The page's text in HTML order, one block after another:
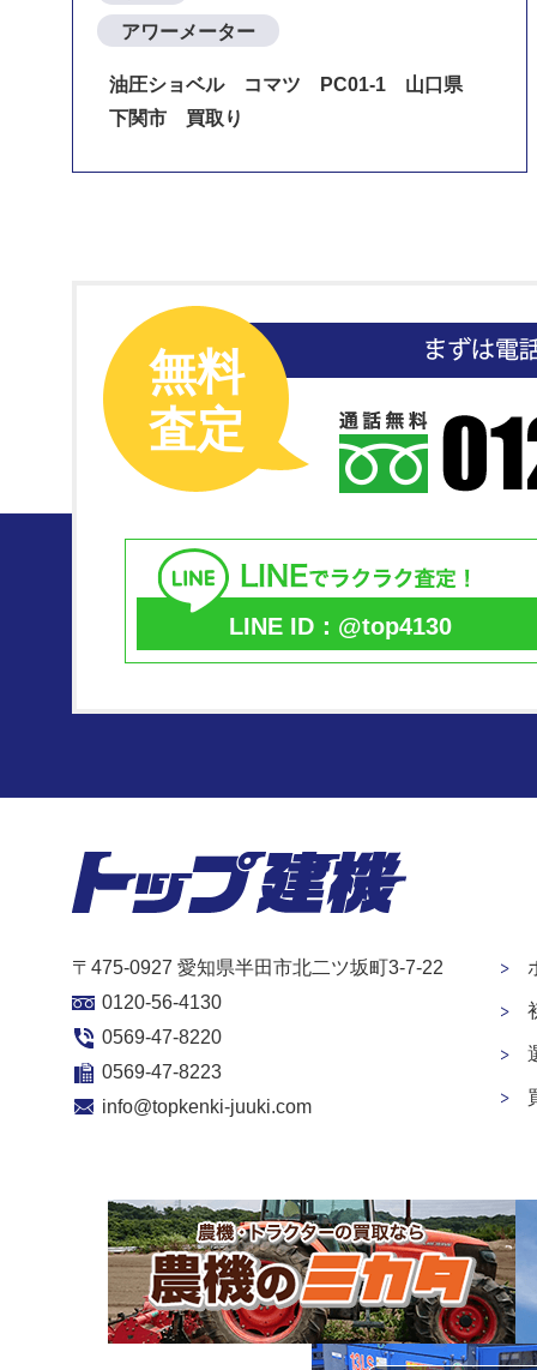
アワーメーター
油圧ショベル コマツ PC01-1 山口県
下関市 買取り
無料
査定
LINE ID：@top4130
〒475-0927 愛知県半田市北二ツ坂町3-7-22
0120-56-4130
0569-47-8220
0569-47-8223
info@topkenki-juuki.com